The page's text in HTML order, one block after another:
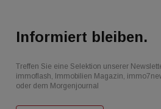
Informiert bleiben.
Treffen Sie eine Selektion unserer
immoflash, Immobilien Magazin,
oder dem Morgenjournal